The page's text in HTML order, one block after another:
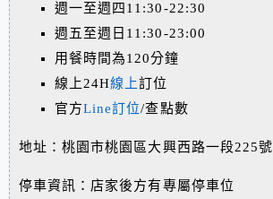
週一至週四11:30-22:30
週五至週日11:30-23:00
用餐時間為120分鐘
線上24H線上訂位
官方Line訂位/查點數
地址：桃園市桃園區大興西路一段225號
停車資訊：店家後方有專屬停車位